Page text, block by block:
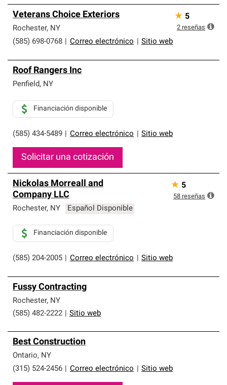
Veterans Choice Exteriors
Rochester, NY
(585) 698-0768
Correo electrónico Sitio web
★ 5
2 reseñas
Roof Rangers Inc
Penfield, NY
(585) 434-5489 Correo electrónico Sitio web
Financiación disponible
Solicitar una cotización
Nickolas Morreall and
Company LLC
Rochester, NY Español Disponible
(585) 204-2005 Correo electrónico Sitio web
Financiación disponible
★ 5
58 reseñas
Fussy Contracting
Rochester, NY
(585) 482-2222
Sitio web
Best Construction
Ontario, NY
(315) 524-2456
Correo electrónico Sitio web